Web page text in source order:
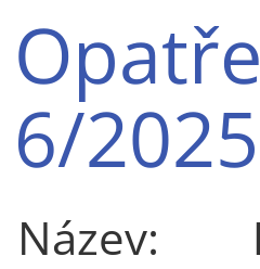
6/2025
Název: